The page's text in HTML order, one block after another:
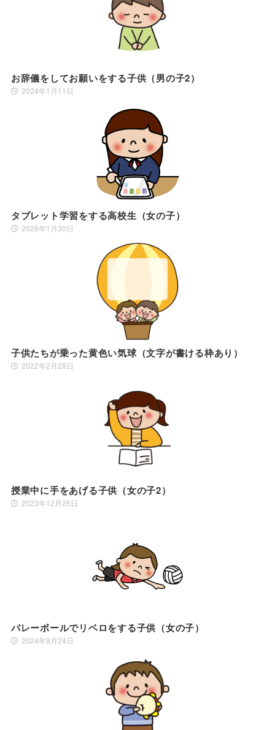
お辞儀をしてお願いをする子供（男の子2）
2024年1月11日
タブレット学習をする高校生（女の子）
2026年1月30日
子供たちが乗った黄色い気球（文字が書ける枠あり）
2022年2月28日
授業中に手をあげる子供（女の子2）
2023年12月25日
バレーボールでリベロをする子供（女の子）
2024年9月24日